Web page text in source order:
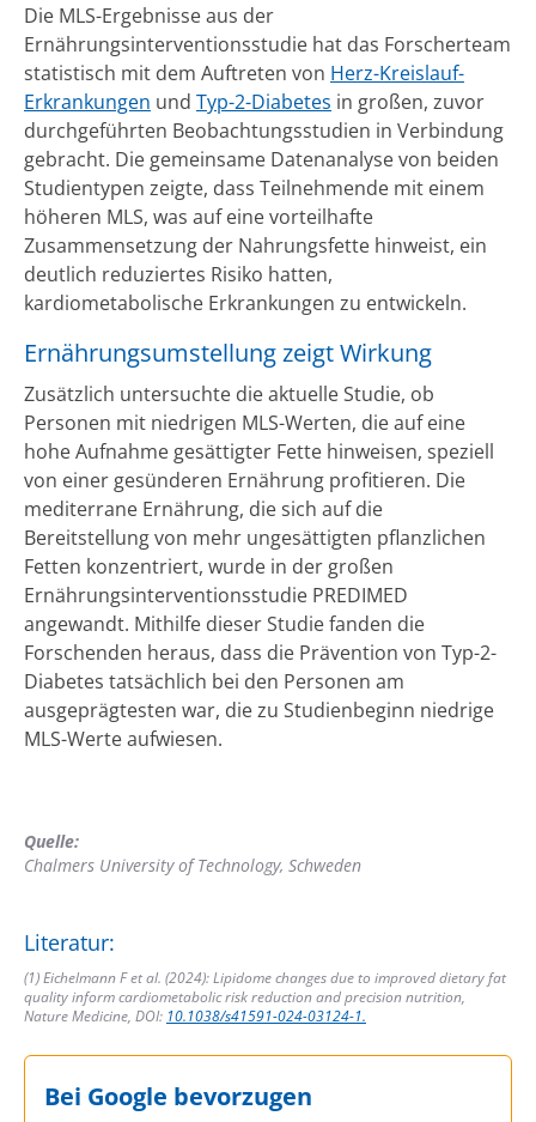
Die MLS-Ergebnisse aus der
Ernährungsinterventionsstudie hat das Forscherteam
statistisch mit dem Auftreten von Herz-Kreislauf-
Erkrankungen und Typ-2-Diabetes in großen, zuvor
durchgeführten Beobachtungsstudien in Verbindung
gebracht. Die gemeinsame Datenanalyse von beiden
Studientypen zeigte, dass Teilnehmende mit einem
höheren MLS, was auf eine vorteilhafte
Zusammensetzung der Nahrungsfette hinweist, ein
deutlich reduziertes Risiko hatten,
kardiometabolische Erkrankungen zu entwickeln.
Ernährungsumstellung zeigt Wirkung
Zusätzlich untersuchte die aktuelle Studie, ob
Personen mit niedrigen MLS-Werten, die auf eine
hohe Aufnahme gesättigter Fette hinweisen, speziell
von einer gesünderen Ernährung profitieren. Die
mediterrane Ernährung, die sich auf die
Bereitstellung von mehr ungesättigten pflanzlichen
Fetten konzentriert, wurde in der großen
Ernährungsinterventionsstudie PREDIMED
angewandt. Mithilfe dieser Studie fanden die
Forschenden heraus, dass die Prävention von Typ-2-
Diabetes tatsächlich bei den Personen am
ausgeprägtesten war, die zu Studienbeginn niedrige
MLS-Werte aufwiesen.
Quelle:
Chalmers University of Technology, Schweden
Literatur:
(1) Eichelmann F et al. (2024): Lipidome changes due to improved dietary fat
quality inform cardiometabolic risk reduction and precision nutrition,
Nature Medicine, DOI: 10.1038/s41591-024-03124-1.
Bei Google bevorzugen